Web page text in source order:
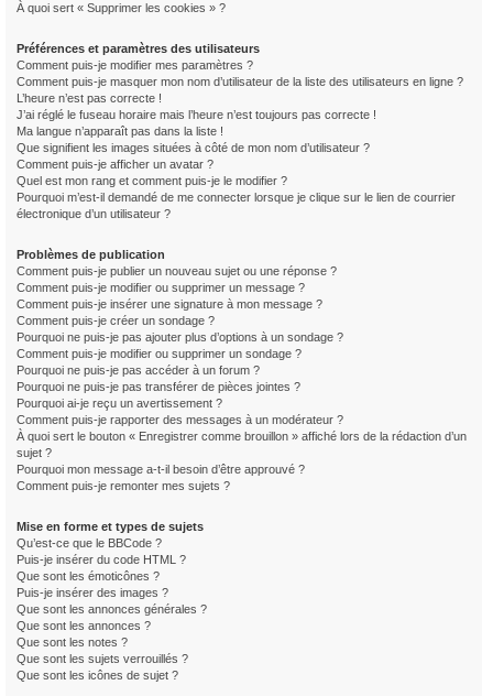
À quoi sert « Supprimer les cookies » ?
Préférences et paramètres des utilisateurs
Comment puis-je modifier mes paramètres ?
Comment puis-je masquer mon nom d’utilisateur de la liste des utilisateurs en ligne ?
L’heure n’est pas correcte !
J’ai réglé le fuseau horaire mais l’heure n’est toujours pas correcte !
Ma langue n’apparaît pas dans la liste !
Que signifient les images situées à côté de mon nom d’utilisateur ?
Comment puis-je afficher un avatar ?
Quel est mon rang et comment puis-je le modifier ?
Pourquoi m’est-il demandé de me connecter lorsque je clique sur le lien de courrier
électronique d’un utilisateur ?
Problèmes de publication
Comment puis-je publier un nouveau sujet ou une réponse ?
Comment puis-je modifier ou supprimer un message ?
Comment puis-je insérer une signature à mon message ?
Comment puis-je créer un sondage ?
Pourquoi ne puis-je pas ajouter plus d’options à un sondage ?
Comment puis-je modifier ou supprimer un sondage ?
Pourquoi ne puis-je pas accéder à un forum ?
Pourquoi ne puis-je pas transférer de pièces jointes ?
Pourquoi ai-je reçu un avertissement ?
Comment puis-je rapporter des messages à un modérateur ?
À quoi sert le bouton « Enregistrer comme brouillon » affiché lors de la rédaction d’un
sujet ?
Pourquoi mon message a-t-il besoin d’être approuvé ?
Comment puis-je remonter mes sujets ?
Mise en forme et types de sujets
Qu’est-ce que le BBCode ?
Puis-je insérer du code HTML ?
Que sont les émoticônes ?
Puis-je insérer des images ?
Que sont les annonces générales ?
Que sont les annonces ?
Que sont les notes ?
Que sont les sujets verrouillés ?
Que sont les icônes de sujet ?